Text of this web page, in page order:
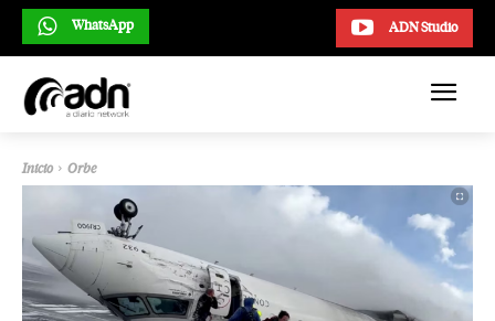
ADN Studio
WhatsApp
Inicio Orbe